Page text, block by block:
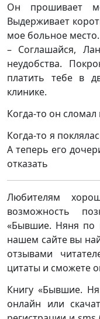
Он прошивает
Выдерживает
мое больное место.
– Соглашайся,
неудобства.
платить тебе в
клинике.
Когда-то он
Когда-то я
А теперь его
отказать
Любителям
возможность
«Бывшие. Няня по
нашем сайте вы
отзывами
цитаты и сможете
Книгу «Бывшие.
онлайн или